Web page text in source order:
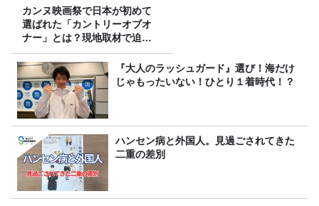
カンヌ映画祭で日本が初めて
選ばれた「カントリーオブオ
ナー」とは？現地取材で迫る
選出の意味
『大人のラッシュガード』選び！海だけ
じゃもったいない！ひとり１着時代！？
ハンセン病と外国人。見過ごされてきた
二重の差別